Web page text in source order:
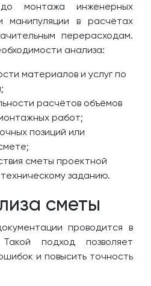
монтажа инженерных
манипуляции в расчётах
перерасходам.
анализа:
материалов и услуг по
расчётов объёмов
работ;
позиций или
сметы проектной
заданию.
сметы
проводится в
подход позволяет
и повысить точность